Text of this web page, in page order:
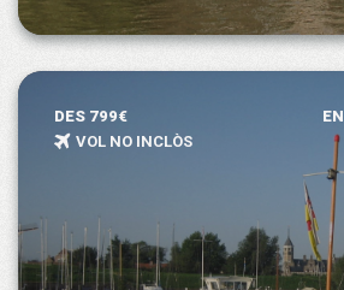
DES 799€
VOL NO INCLÒS